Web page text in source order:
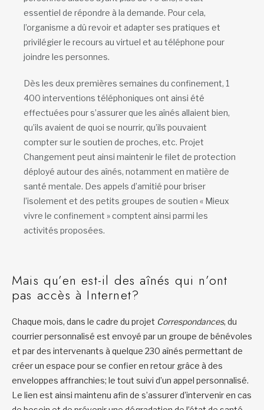
essentiel de répondre à la demande. Pour cela,
l’organisme a dû revoir et adapter ses pratiques et
privilégier le recours au virtuel et au téléphone pour
joindre les personnes.
Dès les deux premières semaines du confinement, 1
400 interventions téléphoniques ont ainsi été
effectuées pour s’assurer que les aînés allaient bien,
qu’ils avaient de quoi se nourrir, qu’ils pouvaient
compter sur le soutien de proches, etc. Projet
Changement peut ainsi maintenir le filet de protection
déployé autour des aînés, notamment en matière de
santé mentale. Des appels d’amitié pour briser
l’isolement et des petits groupes de soutien « Mieux
vivre le confinement » comptent ainsi parmi les
activités proposées.
Mais qu’en est-il des aînés qui n’ont
pas accès à Internet?
Chaque mois, dans le cadre du projet Correspondances, du
courrier personnalisé est envoyé par un groupe de bénévoles
et par des intervenants à quelque 230 aînés permettant de
créer un espace pour se confier en retour grâce à des
enveloppes affranchies; le tout suivi d’un appel personnalisé.
Le lien est ainsi maintenu afin de s’assurer d’intervenir en cas